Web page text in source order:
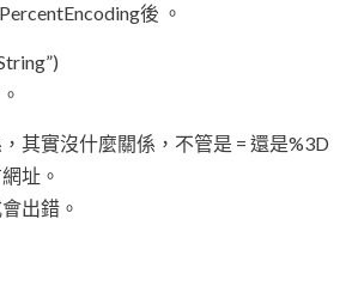
後 。
其實沒什麼關係，不管是 = 還是%3D
址。
出錯。